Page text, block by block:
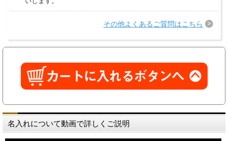
その他よくあるご質問はこちら
名入れについて動画で詳しくご説明